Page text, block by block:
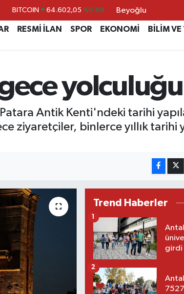
DOLAR 47,6006 %0.06
EURO 55,0250 %0.02
BİST100 13.768 %48
BITCOIN 64.602,05 %0.69
Beyoğlu
RESMİ İLAN SPOR EKONOMİ
BİLİM VE
yolculuğu
Antik Kenti'ndeki tarihi
ziyaretçiler, binlerce yıllık tarihi
Trend Haberler
girdi
1
7527
2